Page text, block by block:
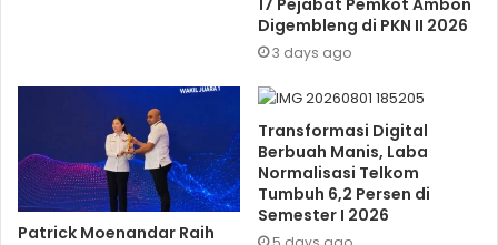
17 Pejabat Pemkot Ambon
Digembleng di PKN II 2026
3 days ago
Patrick Moenandar Raih
Transformasi Digital
Berbuah Manis, Laba
Normalisasi Telkom
Tumbuh 6,2 Persen di
Semester I 2026